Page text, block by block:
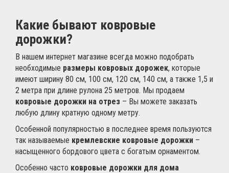
Какие бывают ковровые
дорожки?
В нашем интернет магазине всегда можно подобрать
необходимые размеры ковровых дорожек, которые
имеют ширину 80 см, 100 см, 120 см, 140 см, а также 1,5 и
2 метра при длине рулона 25 метров. Мы продаем
ковровые дорожки на отрез – Вы можете заказать
любую длину кратную одному метру.
Особенной популярностью в последнее время пользуются
так называемые кремлевские ковровые дорожки –
насыщенного бордового цвета с богатым орнаментом.
Особенно часто ковровые дорожки для дома